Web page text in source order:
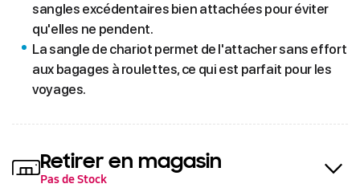
sangles excédentaires bien attachées pour éviter
qu'elles ne pendent.
La sangle de chariot permet de l'attacher sans effort
aux bagages à roulettes, ce qui est parfait pour les
voyages.
Retirer en magasin
Pas de Stock